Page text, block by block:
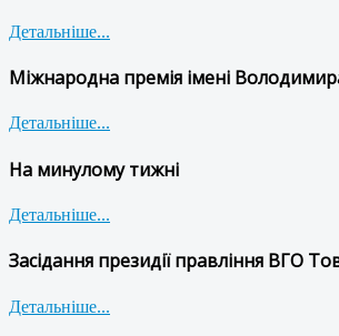
Детальніше...
Міжнародна премія імені
Детальніше...
На минулому тижні
Детальніше...
Засідання президії правління ВГО
Детальніше...